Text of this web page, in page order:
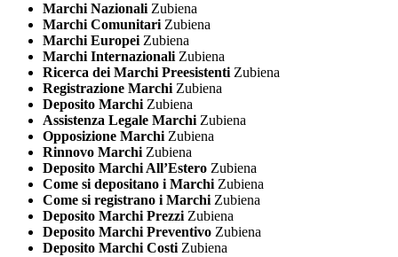
Marchi Nazionali Zubiena
Marchi Comunitari Zubiena
Marchi Europei Zubiena
Marchi Internazionali Zubiena
Ricerca dei Marchi Preesistenti Zubiena
Registrazione Marchi Zubiena
Deposito Marchi Zubiena
Assistenza Legale Marchi Zubiena
Opposizione Marchi Zubiena
Rinnovo Marchi Zubiena
Deposito Marchi All’Estero Zubiena
Come si depositano i Marchi Zubiena
Come si registrano i Marchi Zubiena
Deposito Marchi Prezzi Zubiena
Deposito Marchi Preventivo Zubiena
Deposito Marchi Costi Zubiena